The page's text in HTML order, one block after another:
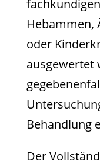
Hebammen,
oder
ausgewertet
Behandlung
Der